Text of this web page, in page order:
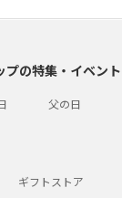
プの特集・イベント
父の日
ギフトストア